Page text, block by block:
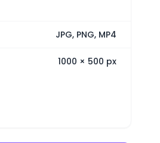
JPG, PNG, MP4
1000 × 500 px